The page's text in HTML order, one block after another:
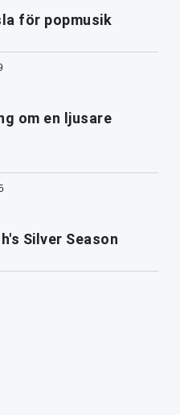
för popmusik
om en ljusare
Silver Season